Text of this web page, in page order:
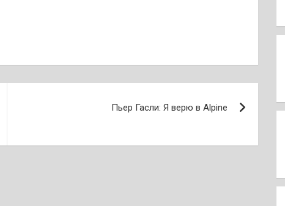
Пьер Гасли: Я верю в Alpine